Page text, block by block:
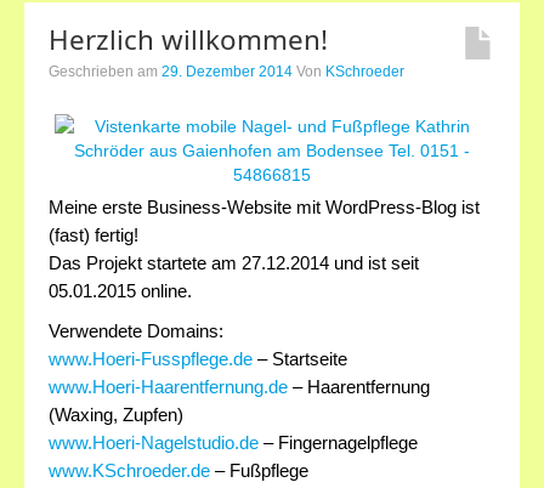
Herzlich willkommen!
Geschrieben am 29. Dezember 2014 Von KSchroeder
Meine erste Business-Website mit WordPress-Blog ist
(fast) fertig!
Das Projekt startete am 27.12.2014 und ist seit
05.01.2015 online.
Verwendete Domains:
www.Hoeri-Fusspflege.de – Startseite
www.Hoeri-Haarentfernung.de – Haarentfernung
(Waxing, Zupfen)
www.Hoeri-Nagelstudio.de – Fingernagelpflege
www.KSchroeder.de – Fußpflege